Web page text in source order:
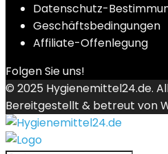
Datenschutz-
Geschäftsbedingungen
Affiliate-Offenlegung
Folgen Sie uns!
© 2025 Hygienemittel24.de.
Bereitgestellt & betreut von